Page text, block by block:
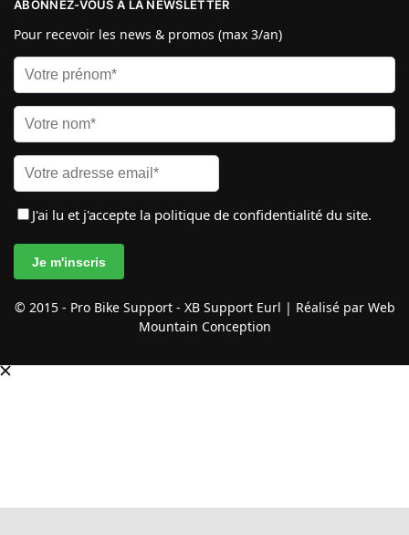
ABONNEZ-VOUS À LA NEWSLETTER
Pour recevoir les news & promos (max 3/an)
J'ai lu et j'accepte la politique de confidentialité du site.
© 2015 - Pro Bike Support - XB Support Eurl | Réalisé par Web
Mountain Conception